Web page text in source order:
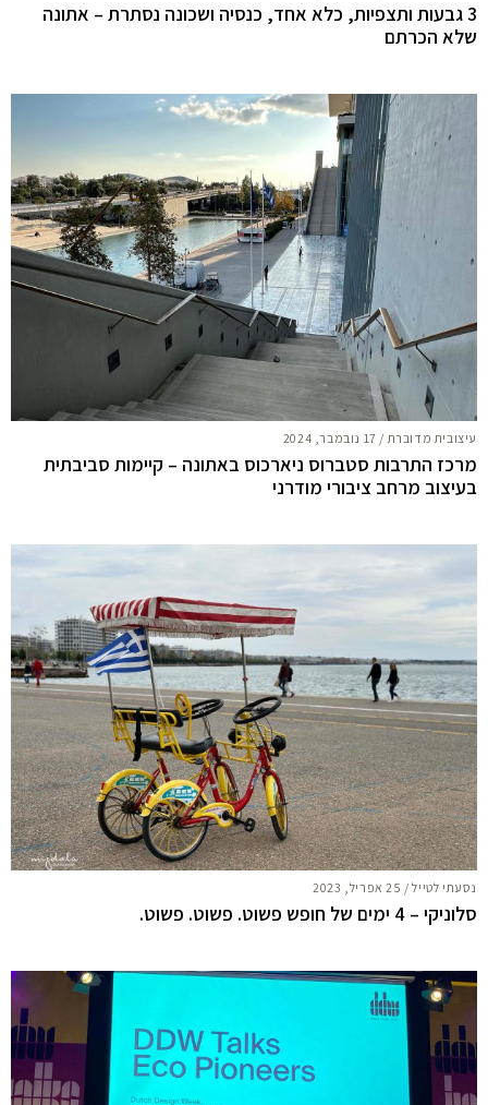
3 גבעות ותצפיות, כלא אחד, כנסיה ושכונה נסתרת – אתונה
שלא הכרתם
עיצובית מדוברת / 17 נובמבר, 2024
מרכז התרבות סטברוס ניארכוס באתונה – קיימות סביבתית
בעיצוב מרחב ציבורי מודרני
נסעתי לטייל/ 25 אפריל, 2023
סלוניקי – 4 ימים של חופש פשוט. פשוט. פשוט.